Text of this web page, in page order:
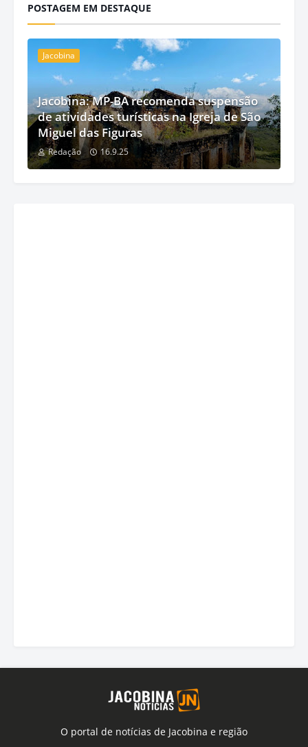
POSTAGEM EM DESTAQUE
Jacobina
Jacobina: MP-BA recomenda suspensão
de atividades turísticas na Igreja de São
Miguel das Figuras
Redação 16.9.25
O portal de notícias de Jacobina e região